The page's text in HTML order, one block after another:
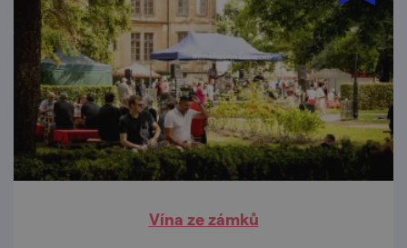
Vína ze zámků